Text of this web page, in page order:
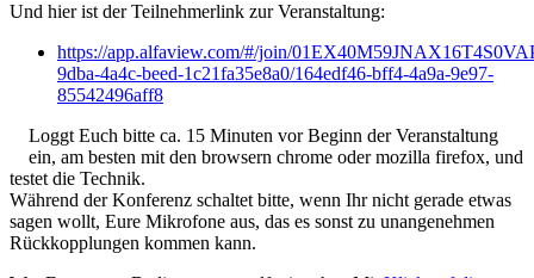
Und hier ist der Teilnehmerlink zur Veranstaltung:
https://app.alfaview.com/#/join/
9dba-4a4c-beed-1c21fa35e8a0/164edf46-bff4-4a9a-9e97-
85542496aff8
Loggt Euch bitte ca. 15 Minuten vor Beginn der Veranstaltung
ein, am besten mit den browsern chrome oder mozilla firefox, und
testet die Technik.
Während der Konferenz schaltet bitte, wenn Ihr nicht gerade etwas
sagen wollt, Eure Mikrofone aus, das es sonst zu unangenehmen
Rückkopplungen kommen kann.